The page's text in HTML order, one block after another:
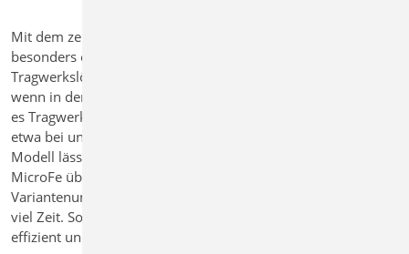
Mit dem zentralen Strukturmodell lassen sich Varianten
besonders effizient untersuchen. Sie können alternative
Tragwerkslösungen schnell vergleichen und bewerten. Auch
wenn in der Praxis oft mit Positionsstatik gearbeitet wird, gibt
es Tragwerke, die eine räumliche Beurteilung erfordern –
etwa bei unklarem Lastfluss. Das im StrukturEditor erstellte
Modell lässt sich direkt in eine 3D-FE-Berechnung mit
MicroFe überführen. Selbst bei komplexen
Variantenuntersuchungen spart die vorhandene Geometrie
viel Zeit. So wird auch die anspruchsvolle räumliche Analyse
effizient und schnell erstellt.